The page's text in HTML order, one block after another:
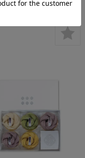
¥3,240(税込)